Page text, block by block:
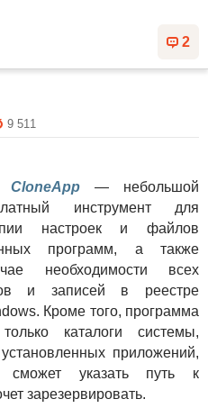
2
9 511
CloneApp — небольшой
инструмент для
настроек и файлов
программ, а также
необходимости всех
и записей в реестре
Кроме того, программа
каталоги системы,
приложений,
сможет указать путь к
зарезервировать.